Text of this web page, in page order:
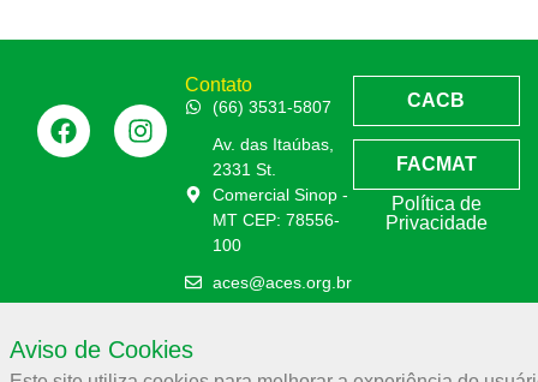
Contato
(66) 3531-5807
Av. das Itaúbas,
2331 St.
Comercial Sinop -
MT CEP: 78556-
100
aces@aces.org.br
CACB
FACMAT
Política de
Privacidade
Associação Comercial e Empresarial de Sinop – ACES
Aviso de Cookies